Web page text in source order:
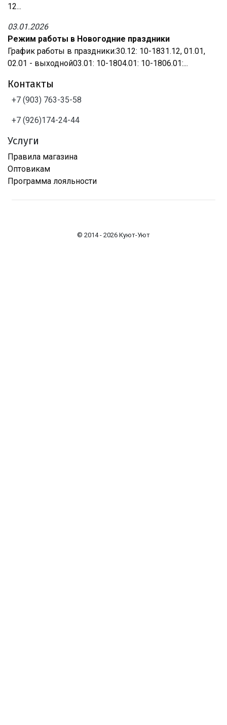
12...
03.01.2026
Режим работы в Новогодние праздники
График работы в праздники:30.12: 10-1831.12, 01.01,
02.01 - выходной03.01: 10-1804.01: 10-1806.01:...
Контакты
+7 (903) 763-35-58
+7 (926)174-24-44
Услуги
Правила магазина
Оптовикам
Программа лояльности
© 2014 - 2026 Куют-Уют